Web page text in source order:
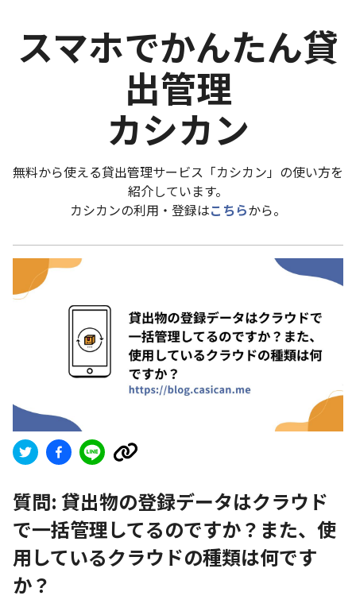
スマホでかんたん貸
出管理
カシカン
無料から使える貸出管理サービス「カシカン」の使い方を
紹介しています。
カシカンの利用・登録はこちらから。
質問: 貸出物の登録データはクラウド
で一括管理してるのですか？また、使
用しているクラウドの種類は何です
か？